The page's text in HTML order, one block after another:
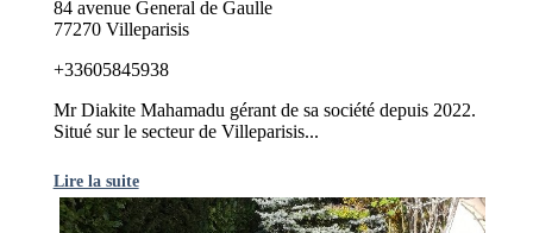
84 avenue General de Gaulle
77270 Villeparisis
+33605845938
Mr Diakite Mahamadu gérant de sa société depuis 2022.
Situé sur le secteur de Villeparisis...
Lire la suite